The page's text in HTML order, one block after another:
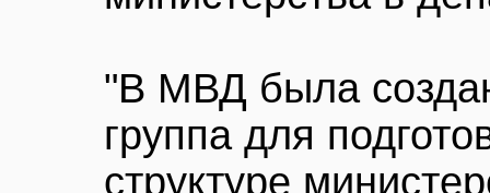
"В МВД была
группа для
структуре